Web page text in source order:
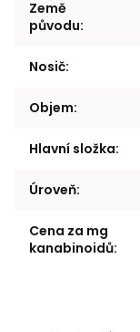
Země
původu:
Nosič:
Objem:
Hlavní složka:
Úroveň:
Cena za mg
kanabinoidů: